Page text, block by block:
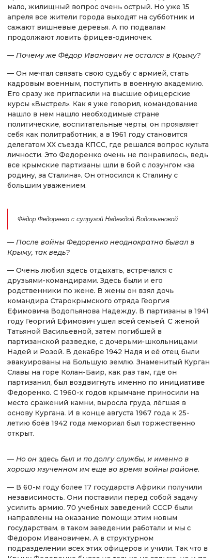
мало, жилищный вопрос очень острый. Но уже 15
апреля все жители города выходят на субботник и
сажают вишневые деревья. А по подвалам
продолжают ловить фрицев-одиночек.
— Почему же Фёдор Иванович не остался в Крыму?
— Он мечтал связать свою судьбу с армией, стать
кадровым военным, поступить в военную академию.
Его сразу же пригласили на высшие офицерские
курсы «Выстрел». Как я уже говорил, командование
нашло в нем нашло необходимые стране
политические, воспитательные черты, он проявляет
себя как политработник, а в 1961 году становится
делегатом ХХ съезда КПСС, где решался вопрос культа
личности. Это Федоренко очень не понравилось, ведь
все крымские партизаны шли в бой с лозунгом «за
родину, за Сталина». Он относился к Сталину с
большим уважением.
Фёдор Федоренко с супругой Надеждой Водопьяновой
— После войны Федоренко неоднократно бывал в
Крыму, так ведь?
— Очень любил здесь отдыхать, встречался с
друзьями-командирами. Здесь были и его
родственники по жене. В жены он взял дочь
командира Старокрымского отряда Георгия
Ефимовича Водопьянова Надежду. В партизаны в 1941
году Георгий Ефимович ушел всей семьей. С женой
Татьяной Васильевной, затем погибшей в
партизанской разведке, с дочерьми-школьницами
Надей и Розой. В декабре 1942 Надя и её отец были
эвакуированы на Большую землю. Знаменитый Курган
Славы на горе Колан-Баир, как раз там, где он
партизанил, был воздвигнуть именно по инициативе
Федоренко. С 1960-х годов крымчане приносили на
место сражений камни, выросла груда, лёгшая в
основу Кургана. И в конце августа 1967 года к 25-
летию боёв 1942 года мемориал был торжественно
открыт.
— Но он здесь был и по долгу службы, и именно в
хорошо изученном им еще во время войны районе.
— В 60-м году более 17 государств Африки получили
независимость. Они поставили перед собой задачу
усилить армию. 70 учебных заведений СССР были
направлены на оказание помощи этим новым
государствам, в таком заведении работали и мы с
Фёдором Ивановичем. А в структурном
подразделении всех этих офицеров и учили. Так что в